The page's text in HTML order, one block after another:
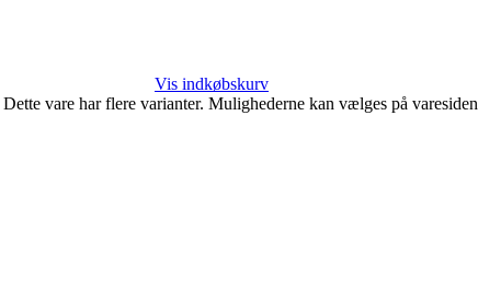
Vis indkøbskurv
Dette vare har flere varianter. Mulighederne kan vælges på varesiden